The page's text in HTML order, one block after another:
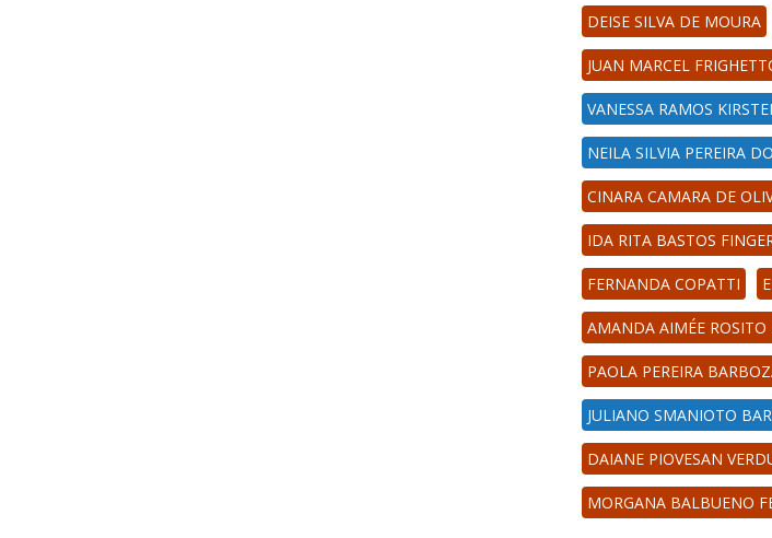
DEISE SILVA DE MOURA
JUAN MARCEL
VANESSA RAMOS
NEILA SILVIA PEREIRA
CINARA CAMARA DE
IDA RITA BASTOS
FERNANDA COPATTI
AMANDA AIMÉE ROSITO
PAOLA PEREIRA
JULIANO SMANIOTO
DAIANE PIOVESAN
MORGANA BALBUENO